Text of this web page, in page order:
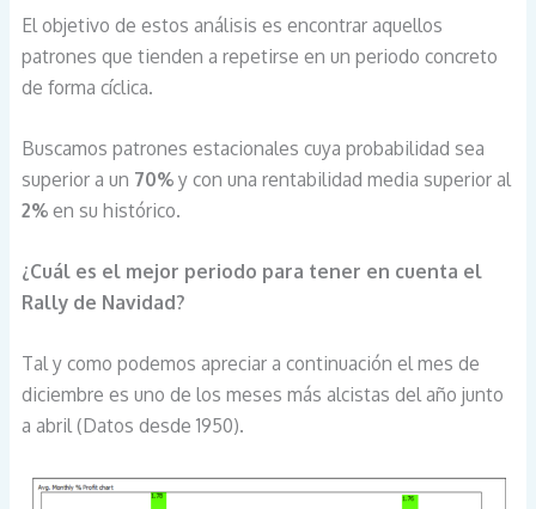
El objetivo de estos análisis es encontrar aquellos
patrones que tienden a repetirse en un periodo concreto
de forma cíclica.
Buscamos patrones estacionales cuya probabilidad sea
superior a un 70% y con una rentabilidad media superior al
2% en su histórico.
¿Cuál es el mejor periodo para tener en cuenta el
Rally de Navidad?
Tal y como podemos apreciar a continuación el mes de
diciembre es uno de los meses más alcistas del año junto
a abril (Datos desde 1950).